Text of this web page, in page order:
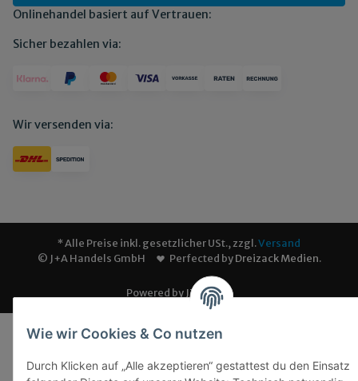
Wie wir Cookies & Co nutzen
Durch Klicken auf „Alle akzeptieren“ gestattest du den Einsatz
Onlinehandel basiert auf Vertrauen:
Sicher bezahlen via:
Wir versenden via:
* Alle Preise inkl. gesetzlicher USt., zzgl.Versand
© J+A Handels GmbH
Perfected byDreizack Medien.
Powered by JTL-Shop